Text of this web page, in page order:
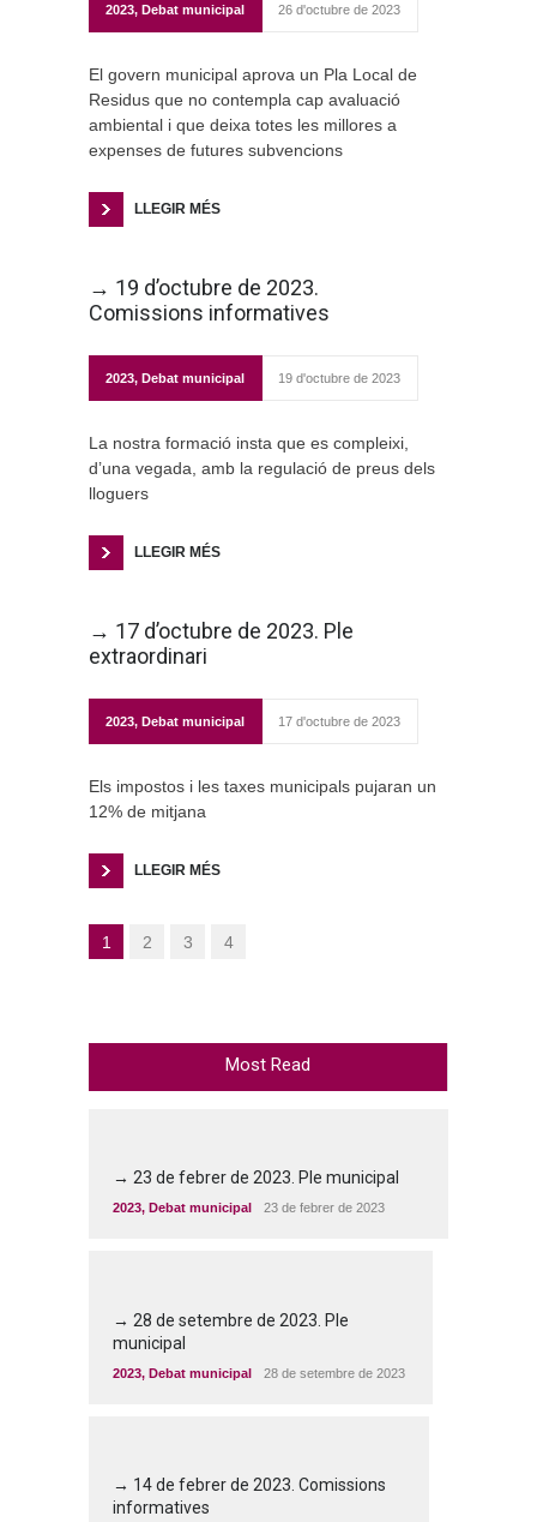
2023, Debat municipal 26 d'octubre de 2023
El govern municipal aprova un Pla Local de
Residus que no contempla cap avaluació
ambiental i que deixa totes les millores a
expenses de futures subvencions
LLEGIR MÉS
→ 19 d’octubre de 2023.
Comissions informatives
2023, Debat municipal 19 d'octubre de 2023
La nostra formació insta que es compleixi,
d’una vegada, amb la regulació de preus dels
lloguers
LLEGIR MÉS
→ 17 d’octubre de 2023. Ple
extraordinari
2023, Debat municipal 17 d'octubre de 2023
Els impostos i les taxes municipals pujaran un
12% de mitjana
LLEGIR MÉS
1 2 3 4
Most Read
→ 23 de febrer de 2023. Ple municipal
2023, Debat municipal 23 de febrer de 2023
→ 28 de setembre de 2023. Ple
municipal
2023, Debat municipal 28 de setembre de 2023
→ 14 de febrer de 2023. Comissions
informatives